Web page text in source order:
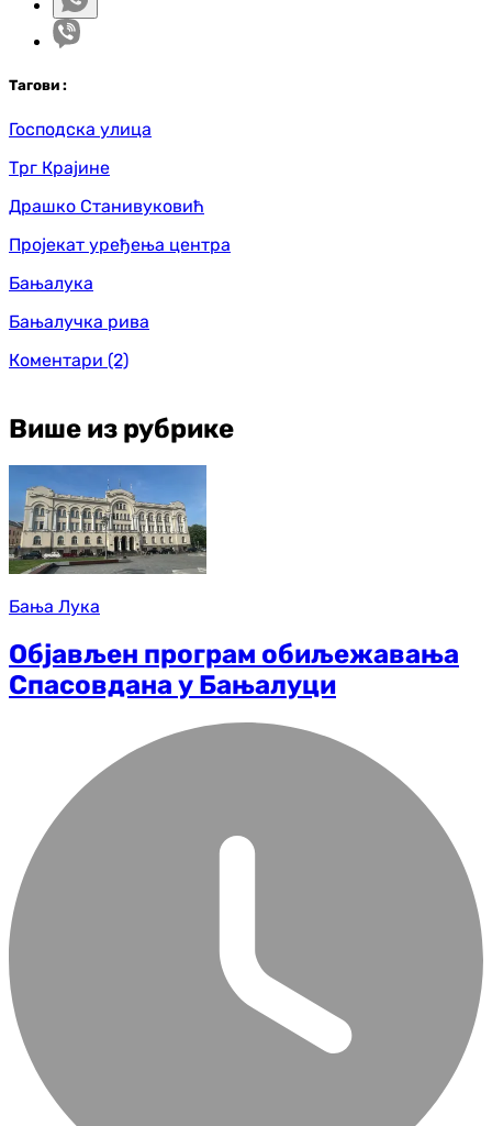
Тагови :
Господска улица
Трг Крајине
Драшко Станивуковић
Пројекат уређења центра
Бањалука
Бањалучка рива
Коментари (2)
Више из рубрике
Бања Лука
Објављен програм обиљежавања
Спасовдана у Бањалуци